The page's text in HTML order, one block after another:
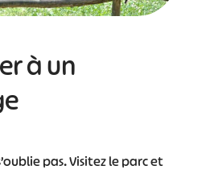
à un
pas. Visitez le parc et